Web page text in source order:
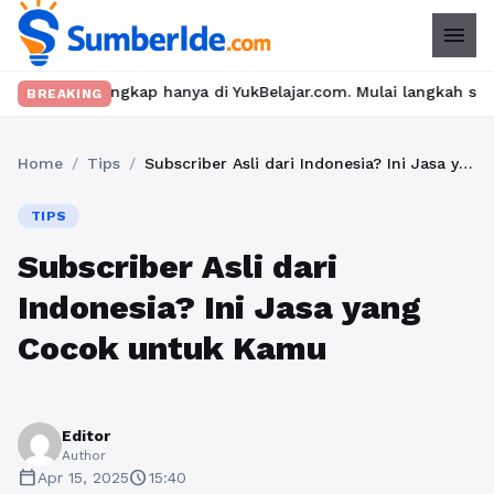
menu
BREAKINGhanya di YukBelajar.com. Mulai langkah suksesmu
Home / Tips / Subscriber Asli dari Indonesia? Ini Jasa yang Cocok untuk Kamu
TIPS
Subscriber Asli dari
Indonesia? Ini Jasa yang
Cocok untuk Kamu
Editor
Author
calendar_todayApr 15, 2025schedule15:40